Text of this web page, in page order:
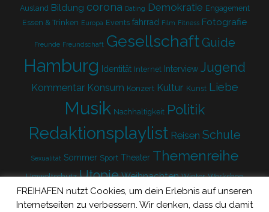
Ausland Bildung corona Dating Demokratie Engagement
Essen & Trinken Europa Events fahrrad Film Fitness Fotografie
Freunde Freundschaft GesellschaftGuide
Hamburg Identität Internet Interview Jugend
Kommentar Konsum Konzert Kultur Kunst Liebe
Musik Nachhaltigkeit Politik
Redaktionsplaylist Reisen Schule
Sexualität Sommer Sport Theater Themenreihe
Umweltschutz Utopie Weihnachten Winter Workshop
Zukunft
FREIHAFEN nutzt Cookies, um dein Erlebnis auf unseren
Internetseiten zu verbessern. Wir denken, dass du damit